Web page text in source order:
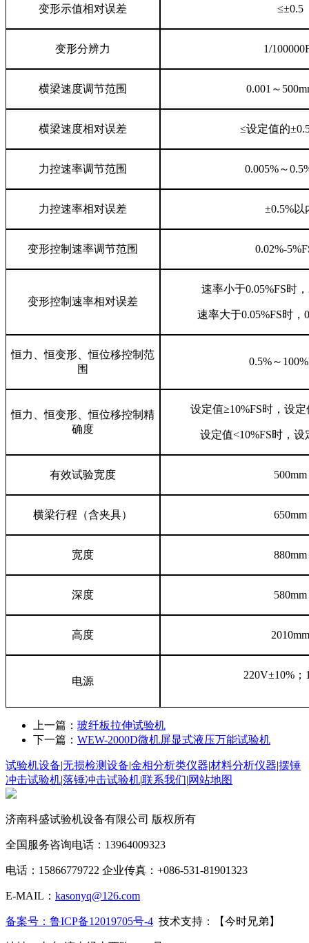
变形示值相对误差 ≤±0.5
变形分辨力 1/
横梁速度调节范围 0.001～
横梁速度相对误差 ≤设定值的
力控速率调节范围 0.005%～
力控速率相对误差 ±0.5%以
变形控制速率调节范围 0.02%-
变形控制速率相对误差
速率小于0.05%FS时
速率大于0.05%FS时，
恒力、恒变形、恒位移控制范
围
0.5%～
恒力、恒变形、恒位移控制精
确度
设定值≥10%FS时，设
设定值<10%FS时，
有效试验宽度 500mm
横梁行程（含夹具） 650mm
宽度 880mm
深度 580mm
高度 2010mm
电源
220V±10%；
上一篇： 玻纤板拉伸试验机
下一篇： WEW-2000D微机屏显式液压万能试验机
试验机设备|无损检测设备|金相分析类仪器|材料分析仪器|摆锤
冲击试验机|落锤冲击试验机|联系我们|网站地图
济南科盛试验机设备有限公司 版权所有
全国服务咨询电话：13964009323
电话：15866779722 企业传真：+086-531-81901323
E-MAIL： kasonyq@126.com
备案号：鲁ICP备12019705号-4 技术支持：【今时兄弟】